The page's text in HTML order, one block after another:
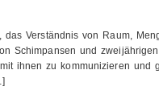
das Verständnis von Raum,
Schimpansen und zweijährigen
ihnen zu kommunizieren und